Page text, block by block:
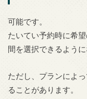
可能です。
たいてい予約時に希
間を選択できるように
ただし、プランによ
ることがあります。